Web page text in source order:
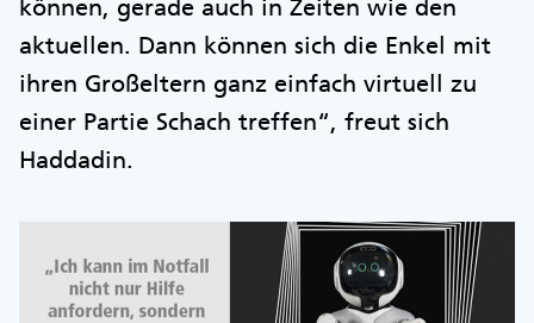
können, gerade auch in Zeiten wie den
aktuellen. Dann können sich die Enkel mit
ihren Großeltern ganz einfach virtuell zu
einer Partie Schach treffen“, freut sich
Haddadin.